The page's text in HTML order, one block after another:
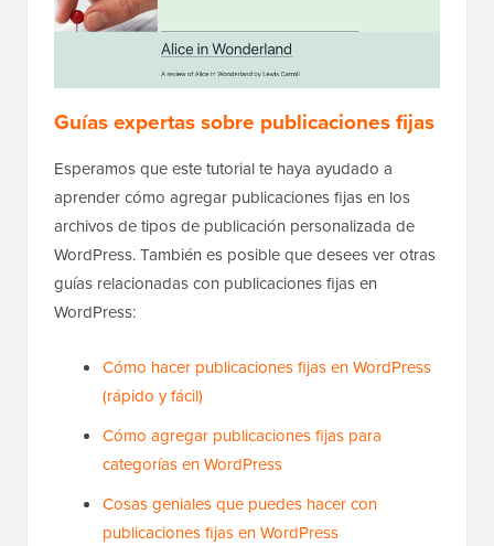
Guías expertas sobre publicaciones fijas
Esperamos que este tutorial te haya ayudado a
aprender cómo agregar publicaciones fijas en los
archivos de tipos de publicación personalizada de
WordPress. También es posible que desees ver otras
guías relacionadas con publicaciones fijas en
WordPress:
Cómo hacer publicaciones fijas en WordPress
(rápido y fácil)
Cómo agregar publicaciones fijas para
categorías en WordPress
Cosas geniales que puedes hacer con
publicaciones fijas en WordPress